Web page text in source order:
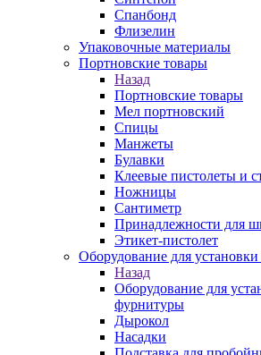
Спанбонд
Флизелин
Упаковочные материалы
Портновские товары
Назад
Портновские товары
Мел портновский
Спицы
Манжеты
Булавки
Клеевые пистолеты и
Ножницы
Сантиметр
Принадлежности для
Этикет-пистолет
Оборудование для
Назад
Оборудование для
фурнитуры
Дырокол
Насадки